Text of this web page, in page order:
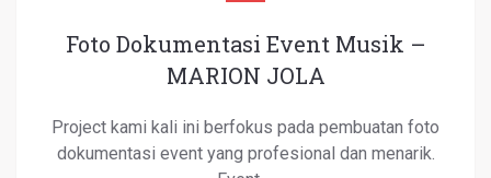
Foto Dokumentasi Event Musik –
MARION JOLA
Project kami kali ini berfokus pada pembuatan foto
dokumentasi event yang profesional dan menarik.